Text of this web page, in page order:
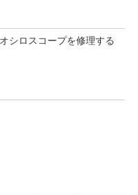
シロスコープを修理する